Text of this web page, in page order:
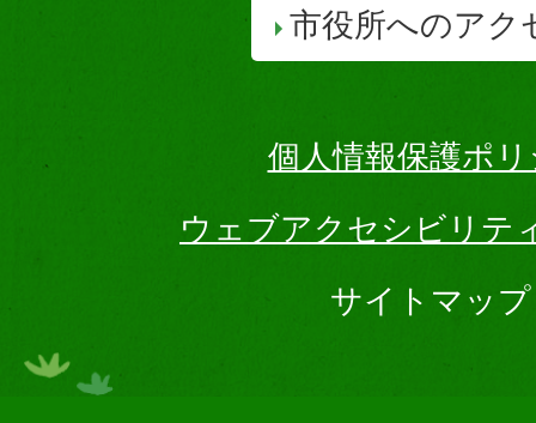
市役所へのアク
個人情報保護ポ
ウェブアクセシビリテ
サイトマップ